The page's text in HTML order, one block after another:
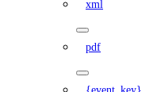
xml
pdf